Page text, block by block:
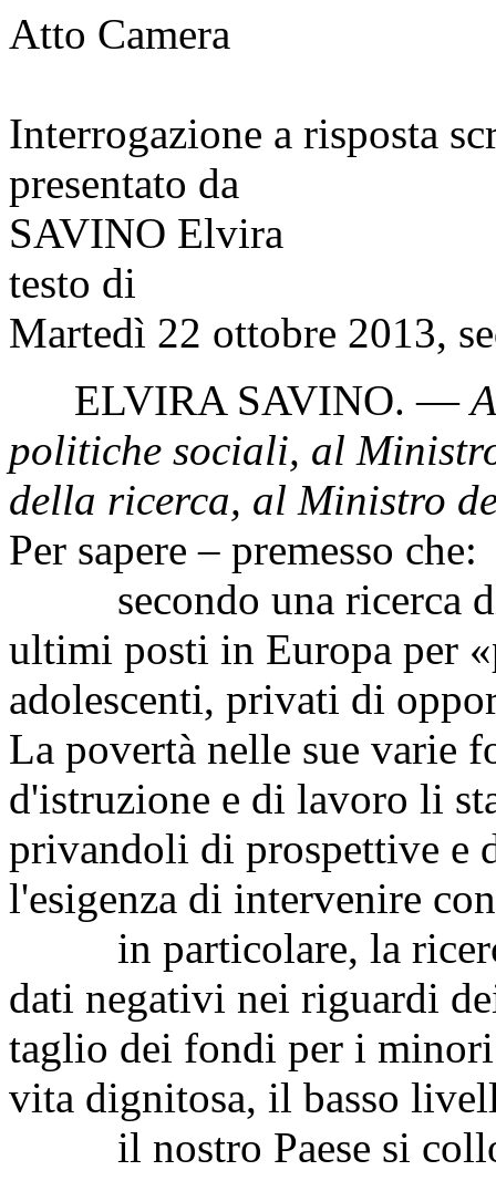
Atto Camera
Interrogazione a risposta
presentato da
SAVINO Elvira
testo di
Martedì 22 ottobre 2013,
ELVIRA SAVINO. —
politiche sociali, al
della ricerca, al Ministro
Per sapere – premesso che:
secondo una ricerca di
ultimi posti in Europa per
adolescenti, privati di
La povertà nelle sue varie
d'istruzione e di lavoro li
privandoli di prospettive e
l'esigenza di intervenire
in particolare, la
dati negativi nei riguardi
taglio dei fondi per i
vita dignitosa, il basso
il nostro Paese si